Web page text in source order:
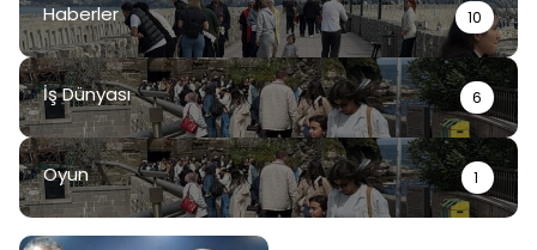
Haberler 10
İş Dünyası 6
Oyun 1